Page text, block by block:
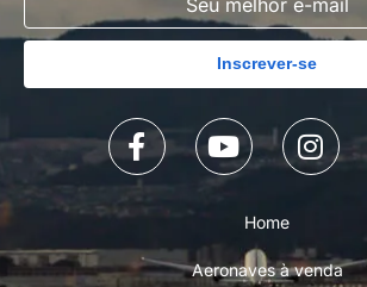
Inscrever-se
Home
Aeronaves à venda